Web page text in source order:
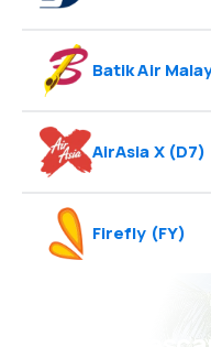
AirAsia X(D7)
Firefly (FY)